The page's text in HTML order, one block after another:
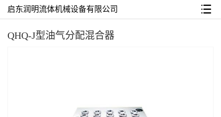
启东润明流体机械设备有限公司
QHQ-J型油气分配混合器